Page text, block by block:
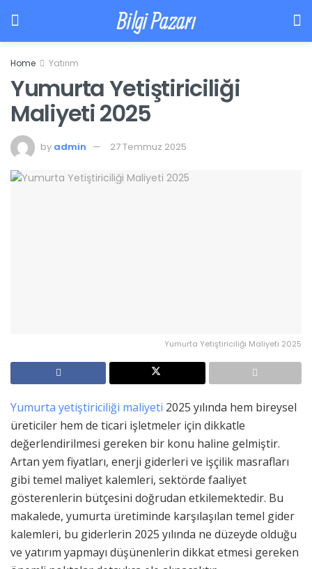
Bilgi Pazarı
Home Yatırım
Yumurta Yetiştiriciliği
Maliyeti 2025
by admin 27 Temmuz 2025
Yumurta Yetiştiriciliği Maliyeti 2025
Yumurta yetiştiriciliği maliyeti 2025 yılında hem bireysel
üreticiler hem de ticari işletmeler için dikkatle
değerlendirilmesi gereken bir konu haline gelmiştir.
Artan yem fiyatları, enerji giderleri ve işçilik masrafları
gibi temel maliyet kalemleri, sektörde faaliyet
gösterenlerin bütçesini doğrudan etkilemektedir. Bu
makalede, yumurta üretiminde karşılaşılan temel gider
kalemleri, bu giderlerin 2025 yılında ne düzeyde olduğu
ve yatırım yapmayı düşünenlerin dikkat etmesi gereken